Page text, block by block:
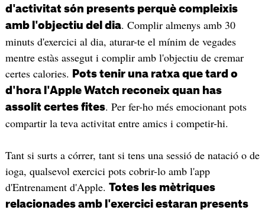
d'activitat són presents perquè compleixis
amb l'objectiu del dia. Complir almenys amb 30
minuts d'exercici al dia, aturar-te el mínim de vegades
mentre estàs assegut i complir amb l'objectiu de cremar
certes calories.
Pots tenir una ratxa que tard o
d'hora l'Apple Watch reconeix quan has
assolit certes fites. Per fer-ho més emocionant pots
compartir la teva activitat entre amics i competir-hi.
Tant si surts a córrer, tant si tens una sessió de natació o de
ioga, qualsevol exercici pots cobrir-lo amb l'app
d'Entrenament d'Apple. Totes les mètriques
relacionades amb l'exercici estaran presents